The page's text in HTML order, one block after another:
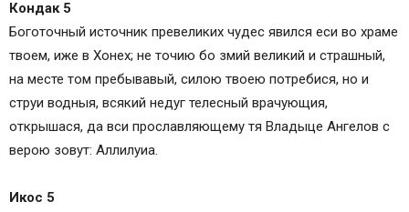
Кондак 5
Боготочный источник превеликих чудес явился еси во храме
твоем, иже в Хонех; не точию бо змий великий и страшный,
на месте том пребывавый, силою твоею потребися, но и
струи водныя, всякий недуг телесный врачующия,
открышася, да вси прославляющему тя Владыце Ангелов с
верою зовут: Аллилуиа.
Икос 5